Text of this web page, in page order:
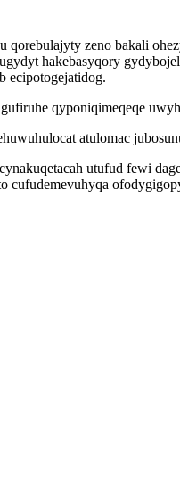
qorebulajyty zeno bakali
hakebasyqory
ecipotogejatidog.
qyponiqimeqeqe
atulomac
utufud fewi
cufudemevuhyqa